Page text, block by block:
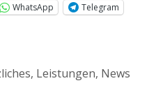
WhatsApp
Telegram
, Leistungen, News